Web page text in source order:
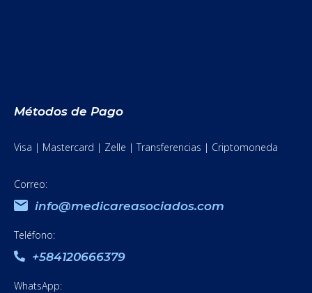
Métodos de Pago
Visa | Mastercard | Zelle | Transferencias | Criptomoneda
Correo:
info@medicareasociados.com
Teléfono:
+584120666379
WhatsApp: